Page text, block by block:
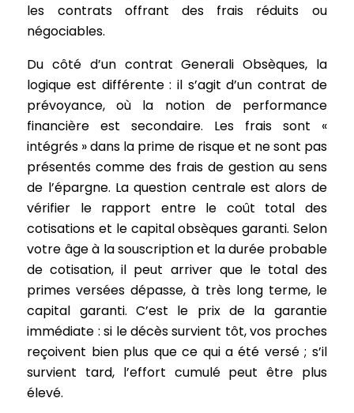
les contrats offrant des frais réduits ou
négociables.
Du côté d’un contrat Generali Obsèques, la
logique est différente : il s’agit d’un contrat de
prévoyance, où la notion de performance
financière est secondaire. Les frais sont «
intégrés » dans la prime de risque et ne sont pas
présentés comme des frais de gestion au sens
de l’épargne. La question centrale est alors de
vérifier le rapport entre le coût total des
cotisations et le capital obsèques garanti. Selon
votre âge à la souscription et la durée probable
de cotisation, il peut arriver que le total des
primes versées dépasse, à très long terme, le
capital garanti. C’est le prix de la garantie
immédiate : si le décès survient tôt, vos proches
reçoivent bien plus que ce qui a été versé ; s’il
survient tard, l’effort cumulé peut être plus
élevé.